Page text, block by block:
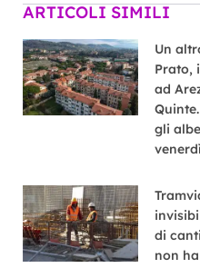
ARTICOLI SIMILI
Un
Prato,
ad
gli
di
non ha